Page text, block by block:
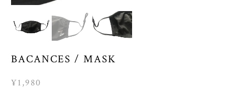
BACANCES / MASK
¥1,980